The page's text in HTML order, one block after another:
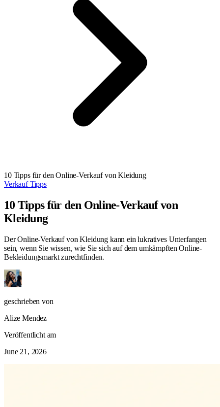
10 Tipps für den Online-Verkauf von Kleidung
Verkauf Tipps
10 Tipps für den Online-Verkauf von
Kleidung
Der Online-Verkauf von Kleidung kann ein lukratives Unterfangen
sein, wenn Sie wissen, wie Sie sich auf dem umkämpften Online-
Bekleidungsmarkt zurechtfinden.
geschrieben von
Alize Mendez
Veröffentlicht am
June 21, 2026